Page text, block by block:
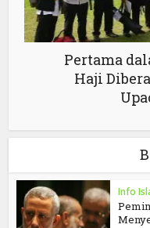
Pertama
Haji
Info